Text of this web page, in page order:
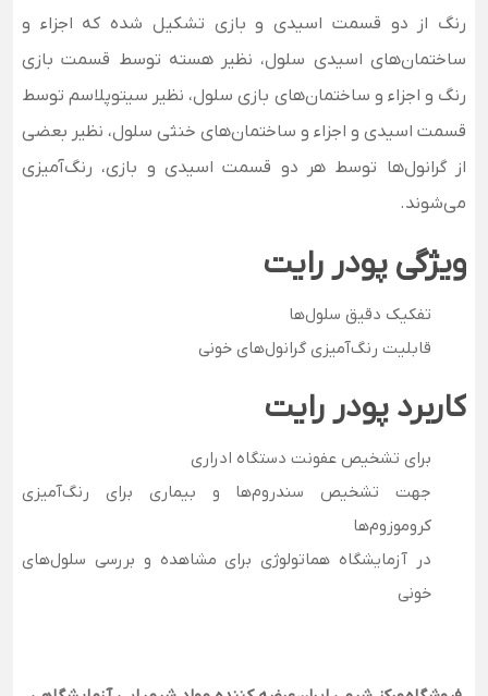
رنگ از دو قسمت اسیدی و بازی تشکیل شده که اجزاء و
ساختمان‌های اسیدی سلول، نظیر هسته توسط قسمت بازی
رنگ و اجزاء و ساختمان‌های بازی سلول، نظیر سیتوپلاسم توسط
قسمت اسیدی و اجزاء و ساختمان‌های خنثی سلول، نظیر بعضی
از گرانول‌ها توسط هر دو قسمت اسیدی و بازی، رنگ‌آمیزی
می‌شوند.
ویژگی پودر رایت
تفکیک دقیق سلول‌ها
قابلیت رنگ‌آمیزی گرانول‌های خونی
کاربرد پودر رایت
برای تشخیص عفونت دستگاه ادراری
جهت تشخیص سندروم‌ها و بیماری برای رنگ‌آمیزی
کروموزوم‌ها
در آزمایشگاه هماتولوژی برای مشاهده و بررسی سلول‌های
خونی